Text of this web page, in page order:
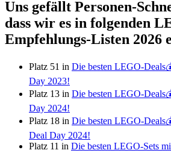
Uns gefällt Personen-
dass wir es in folgenden
Empfehlungs-Listen 2026
Platz 51 in Die besten LEGO-
Day 2023!
Platz 13 in Die besten LEGO-
Day 2024!
Platz 18 in Die besten LEGO-
Deal Day 2024!
Platz 11 in Die besten LEGO-Sets